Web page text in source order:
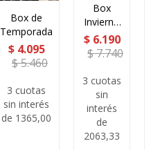
Box de
Temporada
$ 4.095
$5.460
3 cuotas
sin interés
de 1365,00
Box
Invierno
y Estufita
$ 6.190
$7.740
3 cuotas
sin
interés
de
2063,33